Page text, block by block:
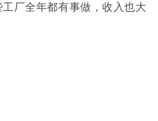
厂全年都有事做，收入也大